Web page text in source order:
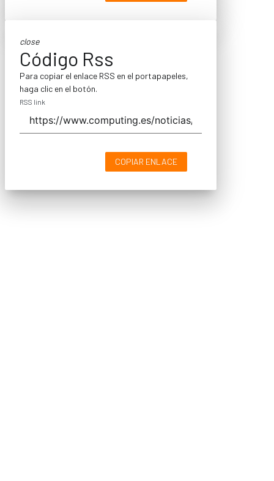
close
Código Rss
Para copiar el enlace RSS en el portapapeles,
haga clic en el botón.
RSS link
COPIAR ENLACE